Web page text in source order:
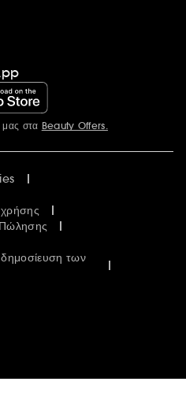
στα Beauty Offers.
Πώλησης
δημοσίευση των